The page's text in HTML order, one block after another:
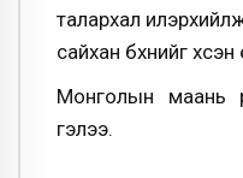
талархал
сайхан бүхнийг
Монголын маань
гэлээ.